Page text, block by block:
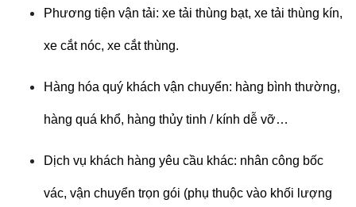
Phương tiện vận tải: xe tải thùng bạt, xe tải thùng kín,
xe cắt nóc, xe cắt thùng.
Hàng hóa quý khách vận chuyển: hàng bình thường,
hàng quá khổ, hàng thủy tinh / kính dễ vỡ…
Dịch vụ khách hàng yêu cầu khác: nhân công bốc
vác, vận chuyển trọn gói (phụ thuộc vào khối lượng